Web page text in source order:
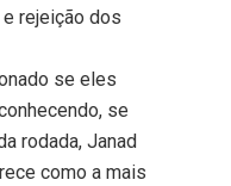
rejeição dos
se eles
se
rodada, Janad
como a mais